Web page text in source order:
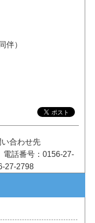
伴）
合わせ先
電話番号：0156-27-
27-2798